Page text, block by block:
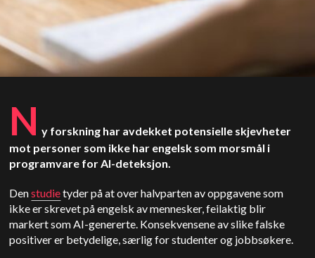
N y forskning har avdekket potensielle skjevheter
mot personer som ikke har engelsk som morsmål i
programvare for AI-deteksjon.
Denstudietyder på at over halvparten av oppgavene som
ikke er skrevet på engelsk av mennesker, feilaktig blir
markert som AI-genererte. Konsekvensene av slike falske
positiver er betydelige, særlig for studenter og jobbsøkere.